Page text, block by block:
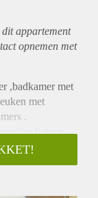
ditappartement
opnemen met
,badkamer met
met
.
fietsen
supermarkt en